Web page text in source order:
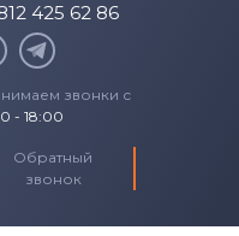
425 62 86
звонки с
- 18:00
Обратный
звонок